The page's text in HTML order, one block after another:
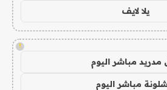
يلا لايف
!
مدريد مباشر اليوم
مباشر اليوم